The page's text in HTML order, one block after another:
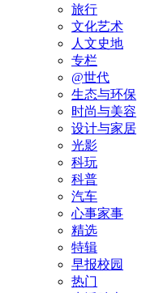
旅行
文化艺术
人文史地
专栏
@世代
生态与环保
时尚与美容
设计与家居
光影
科玩
科普
汽车
心事家事
精选
特辑
早报校园
热门